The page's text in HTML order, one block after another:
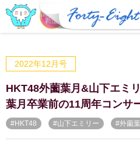
FAQ
ログイン
2022年12月号
HKT48外薗葉月&山下エミ
葉月卒業前の11周年コンサ
#HKT48 #山下エミリー #外薗